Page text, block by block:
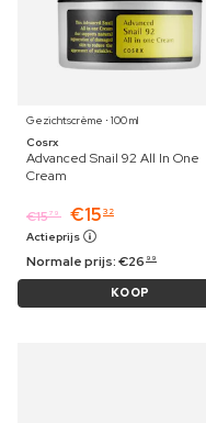
Gezichtscrème ⋅ 100 ml
Cosrx
Advanced Snail 92 All In One
Cream
€1579 €15 32
Actieprijs
Normale prijs:€26 99
KOOP